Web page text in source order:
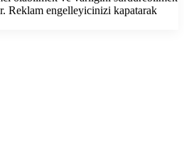
Reklam engelleyicinizi kapatarak